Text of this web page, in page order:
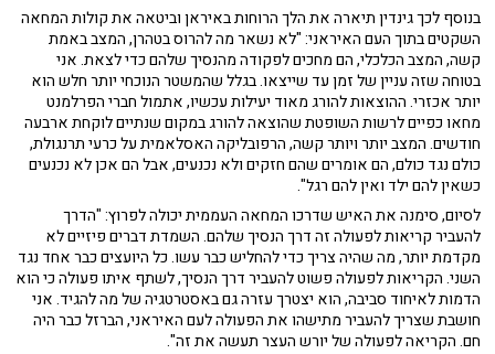
בנוסף לכך גינדין תיארה את הלך הרוחות באיראן וביטאה את קולות המחאה
השקטים בתוך העם האיראני: "לא נשאר מה להרוס בטהרן, המצב באמת
קשה, המצב הכלכלי, הם מחכים לפקודה מהנסיך שלהם כדי לצאת. אני
בטוחה שזה עניין של זמן עד שייצאו. בגלל שהמשטר הנוכחי יותר חלש הוא
יותר אכזרי. ההוצאות להורג מאוד יעילות עכשיו, אתמול חברי הפרלמנט
מחאו כפיים לרשות השופטת שהוצאה להורג במקום שנתיים לוקחת ארבעה
חודשים. המצב יותר ויותר קשה, הרפובליקה האסלאמית על כרעי תרנגולת,
כולם נגד כולם, הם אומרים שהם חזקים ולא נכנעים, אבל הם אכן לא נכנעים
כשאין להם ילד ואין להם רגל".
לסיום, סימנה את האיש שדרכו המחאה העממית יכולה לפרוץ: "הדרך
להעביר קריאות לפעולה זה דרך הנסיך שלהם. השמדת דברים פיזיים לא
מקדמת יותר, מה שהיה צריך כדי להחליש כבר עשו. כל היועצים כבר אחד נגד
השני. הקריאות לפעולה פשוט להעביר דרך הנסיך, לשתף איתו פעולה כי הוא
הדמות לאיחוד סביבה, הוא יצטרך עזרה גם באסטרטגיה של מה להגיד. אני
חושבת שצריך להעביר מתישהו את הפעולה לעם האיראני, הברזל כבר היה
חם. הקריאה לפעולה של יורש העצר תעשה את זה".